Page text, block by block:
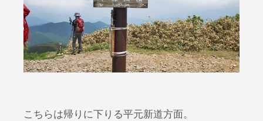
こちらは帰りに下りる平元新道方面。